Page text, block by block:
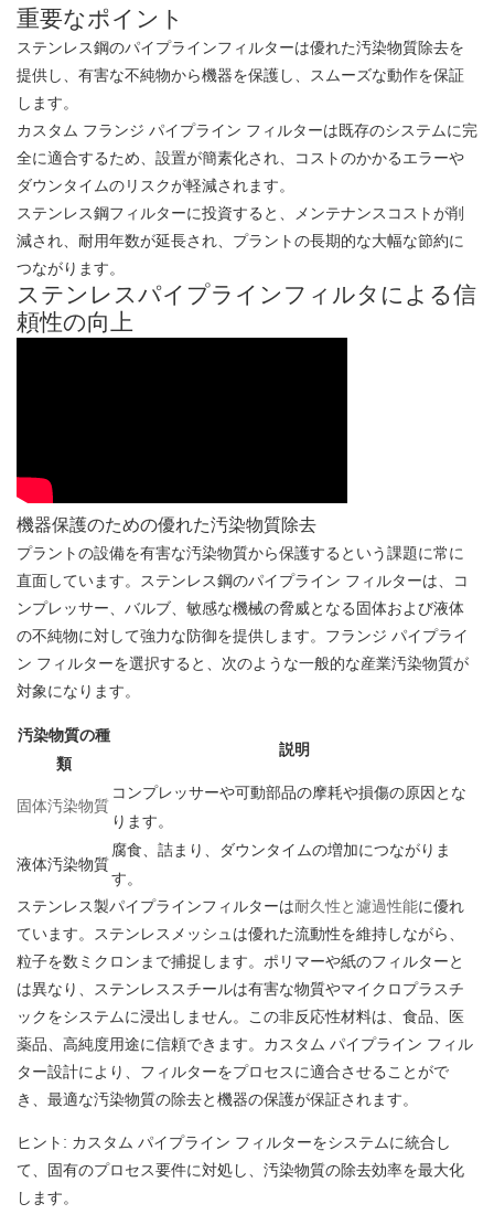
重要なポイント
ステンレス鋼のパイプラインフィルターは優れた汚染物質除去を
提供し、有害な不純物から機器を保護し、スムーズな動作を保証
します。
カスタム フランジ パイプライン フィルターは既存のシステムに完
全に適合するため、設置が簡素化され、コストのかかるエラーや
ダウンタイムのリスクが軽減されます。
ステンレス鋼フィルターに投資すると、メンテナンスコストが削
減され、耐用年数が延長され、プラントの長期的な大幅な節約に
つながります。
ステンレスパイプラインフィルタによる信
頼性の向上
機器保護のための優れた汚染物質除去
プラントの設備を有害な汚染物質から保護するという課題に常に
直面しています。ステンレス鋼のパイプライン フィルターは、コ
ンプレッサー、バルブ、敏感な機械の脅威となる固体および液体
の不純物に対して強力な防御を提供します。フランジ パイプライ
ン フィルターを選択すると、次のような一般的な産業汚染物質が
対象になります。
汚染物質の種
類
説明
固体汚染物質
コンプレッサーや可動部品の摩耗や損傷の原因とな
ります。
液体汚染物質
腐食、詰まり、ダウンタイムの増加につながりま
す。
ステンレス製パイプラインフィルターは耐久性と濾過性能に優れ
ています。ステンレスメッシュは優れた流動性を維持しながら、
粒子を数ミクロンまで捕捉します。ポリマーや紙のフィルターと
は異なり、ステンレススチールは有害な物質やマイクロプラスチ
ックをシステムに浸出しません。この非反応性材料は、食品、医
薬品、高純度用途に信頼できます。カスタム パイプライン フィル
ター設計により、フィルターをプロセスに適合させることがで
き、最適な汚染物質の除去と機器の保護が保証されます。
ヒント: カスタム パイプライン フィルターをシステムに統合し
て、固有のプロセス要件に対処し、汚染物質の除去効率を最大化
します。